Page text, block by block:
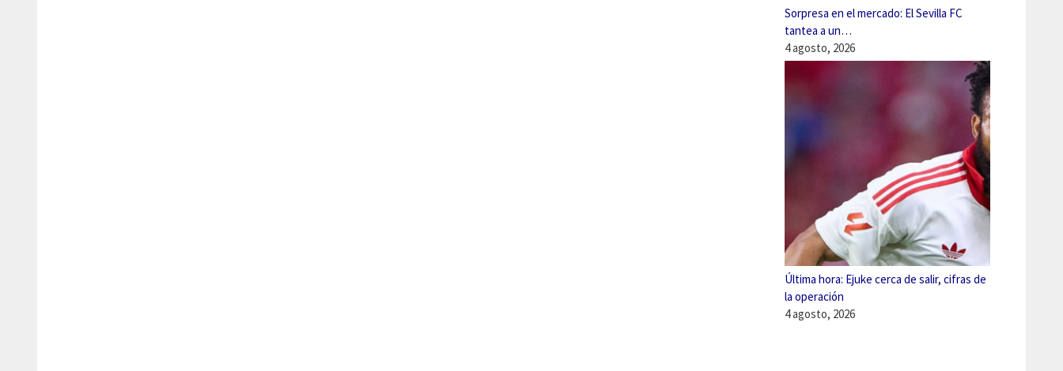
Sorpresa en el mercado: El Sevilla FC
tantea a un…
4 agosto, 2026
Última hora: Ejuke cerca de salir, cifras de
la operación
4 agosto, 2026